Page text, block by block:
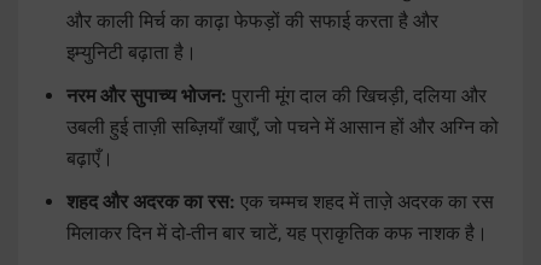
और काली मिर्च का काढ़ा फेफड़ों की सफाई करता है और
इम्युनिटी बढ़ाता है।
नरम और सुपाच्य भोजन: पुरानी मूंग दाल की खिचड़ी, दलिया और
उबली हुई ताज़ी सब्ज़ियाँ खाएँ, जो पचने में आसान हों और अग्नि को
बढ़ाएँ।
शहद और अदरक का रस: एक चम्मच शहद में ताज़े अदरक का रस
मिलाकर दिन में दो-तीन बार चाटें, यह प्राकृतिक कफ नाशक है।